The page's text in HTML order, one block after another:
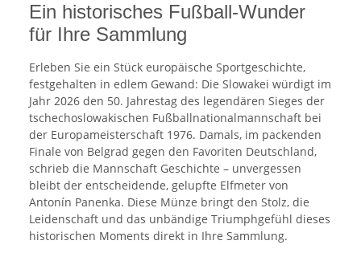
Ein historisches Fußball-Wunder
für Ihre Sammlung
Erleben Sie ein Stück europäische Sportgeschichte,
festgehalten in edlem Gewand: Die Slowakei würdigt im
Jahr 2026 den 50. Jahrestag des legendären Sieges der
tschechoslowakischen Fußballnationalmannschaft bei
der Europameisterschaft 1976. Damals, im packenden
Finale von Belgrad gegen den Favoriten Deutschland,
schrieb die Mannschaft Geschichte – unvergessen
bleibt der entscheidende, gelupfte Elfmeter von
Antonín Panenka. Diese Münze bringt den Stolz, die
Leidenschaft und das unbändige Triumphgefühl dieses
historischen Moments direkt in Ihre Sammlung.